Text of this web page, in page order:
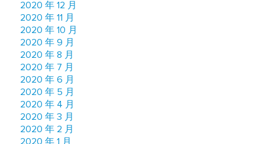
2020 年 12 月
2020 年 11 月
2020 年 10 月
2020 年 9 月
2020 年 8 月
2020 年 7 月
2020 年 6 月
2020 年 5 月
2020 年 4 月
2020 年 3 月
2020 年 2 月
2020 年 1 月